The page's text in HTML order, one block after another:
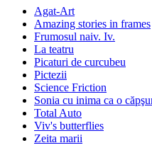
Agat-Art
Amazing stories in frames
Frumosul naiv. Iv.
La teatru
Picaturi de curcubeu
Pictezii
Science Friction
Sonia cu inima ca o
Total Auto
Viv's butterflies
Zeita marii